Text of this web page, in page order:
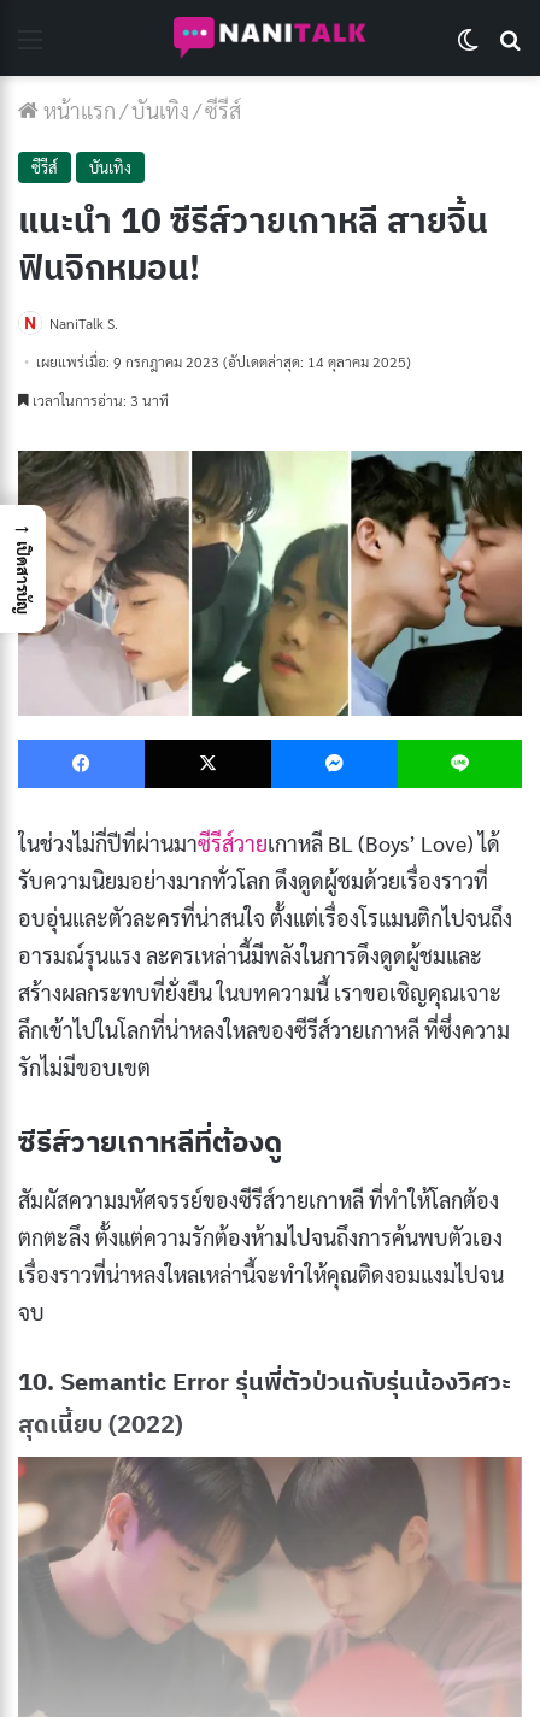
หน้าแรก/บันเทิง/ซีรีส์
ซีรีส์ บันเทิง
แนะนำ 10 ซีรีส์วายเกาหลี สายจิ้น
ฟินจิกหมอน!
NaniTalk S.
เผยแพร่เมื่อ: 9 กรกฎาคม 2023 (อัปเดตล่าสุด: 14 ตุลาคม 2025)
เวลาในการอ่าน: 3 นาที
Facebook X Messenger
ในช่วงไม่กี่ปีที่ผ่านมาซีรีส์วายเกาหลี BL (Boys’ Love) ได้
รับความนิยมอย่างมากทั่วโลก ดึงดูดผู้ชมด้วยเรื่องราวที่
อบอุ่นและตัวละครที่น่าสนใจ ตั้งแต่เรื่องโรแมนติกไปจนถึง
อารมณ์รุนแรง ละครเหล่านี้มีพลังในการดึงดูดผู้ชมและ
สร้างผลกระทบที่ยั่งยืน ในบทความนี้ เราขอเชิญคุณเจาะ
ลึกเข้าไปในโลกที่น่าหลงใหลของซีรีส์วายเกาหลี ที่ซึ่งความ
รักไม่มีขอบเขต
ซีรีส์วายเกาหลีที่ต้องดู
สัมผัสความมหัศจรรย์ของซีรีส์วายเกาหลี ที่ทำให้โลกต้อง
ตกตะลึง ตั้งแต่ความรักต้องห้ามไปจนถึงการค้นพบตัวเอง
เรื่องราวที่น่าหลงใหลเหล่านี้จะทำให้คุณติดงอมแงมไปจน
จบ
10. Semantic Error รุ่นพี่ตัวป่วนกับรุ่นน้องวิศวะ
สุดเนี้ยบ (2022)
→
เปิดสารบัญ